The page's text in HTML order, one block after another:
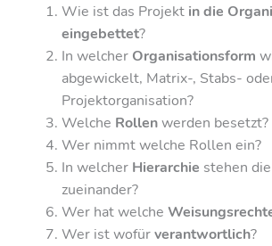
Wie ist das Projekt in die
eingebettet?
In welcher Organisationsform
abgewickelt, Matrix-, Stabs-
Projektorganisation?
Welche Rollenwerden besetzt?
Wer nimmt welche Rollen ein?
In welcher Hierarchie stehen
zueinander?
Wer hat welche
Wer ist wofürverantwortlich?